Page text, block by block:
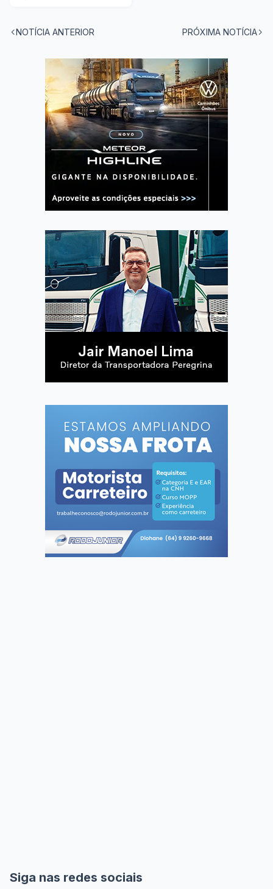
NOTÍCIA ANTERIOR PRÓXIMA NOTÍCIA
Siga nas redes sociais